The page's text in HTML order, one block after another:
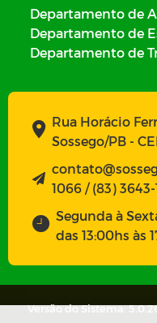
Departamento de
Departamento de
Departamento de
Rua Horácio
Sossego/PB -
1066 / (83)
Segunda à
das 13:00hs às
Versão do Sistema: